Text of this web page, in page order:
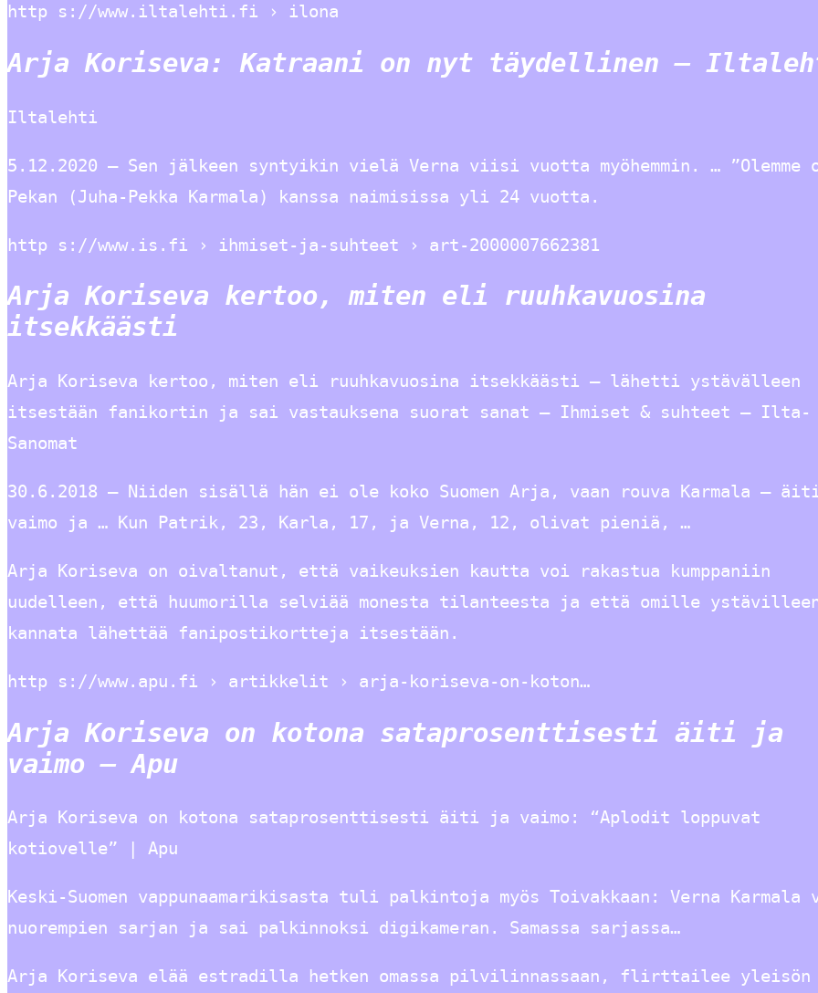
http s://www.iltalehti.fi › ilona
Arja Koriseva: Katraani on nyt täydellinen –
Iltalehti
5.12.2020 — Sen jälkeen syntyikin vielä Verna viisi vuotta myöhemmin. … ”Olemme
Pekan (Juha-Pekka Karmala) kanssa naimisissa yli 24 vuotta.
http s://www.is.fi › ihmiset-ja-suhteet › art-2000007662381
Arja Koriseva kertoo, miten eli ruuhkavuosina
itsekkäästi
Arja Koriseva kertoo, miten eli ruuhkavuosina itsekkäästi – lähetti ystävälleen
itsestään fanikortin ja sai vastauksena suorat sanat – Ihmiset & suhteet – Ilta-
Sanomat
30.6.2018 — Niiden sisällä hän ei ole koko Suomen Arja, vaan rouva Karmala –
vaimo ja … Kun Patrik, 23, Karla, 17, ja Verna, 12, olivat pieniä, …
Arja Koriseva on oivaltanut, että vaikeuksien kautta voi rakastua kumppaniin
uudelleen, että huumorilla selviää monesta tilanteesta ja että omille
kannata lähettää fanipostikortteja itsestään.
http s://www.apu.fi › artikkelit › arja-koriseva-on-koton…
Arja Koriseva on kotona sataprosenttisesti äiti ja
vaimo – Apu
Arja Koriseva on kotona sataprosenttisesti äiti ja vaimo: “Aplodit loppuvat
kotiovelle” | Apu
Keski-Suomen vappunaamarikisasta tuli palkintoja myös Toivakkaan: Verna
nuorempien sarjan ja sai palkinnoksi digikameran. Samassa sarjassa…
Arja Koriseva elää estradilla hetken omassa pilvilinnassaan, flirttailee yleisön